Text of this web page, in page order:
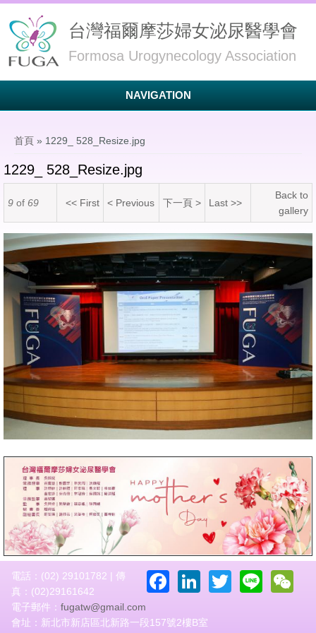
台灣福爾摩莎婦女泌尿醫學會
Formosa Urogynecology Association
NAVIGATION
首頁 » 1229_ 528_Resize.jpg
1229_ 528_Resize.jpg
9 of 69 << First < Previous 下一頁 > Last >>
Back to
gallery
1229_ 528_Resize.jpg
Facebook
LinkedIn
Twitter
Line
電話：(02) 29101782 | 傳
真：(02)29161642
電子郵件： fugatw@gmail.com
會址：新北市新店區北新路一段157號2樓B室